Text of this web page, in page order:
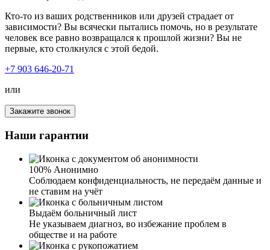
уже довольно поздно, и я думала, никуда и не
дозвонюсь. Но вы ответили быстро, и ночью приехали к
нам. Осмотрев мою дочь и узнав всю информацию,
была поставлена капельница – у дочери было сильное
отравление. От ваших услуг только положительные
эмоции и результат.
трехдневный запой, чувствую, что сам не выдержал бы.
Спустился к соседу, он как-то говорил, что его
выводили из запоя. Взял ваш номер и позвонил. Очень
приветливая девушка задала мне вопросы про возраст,
про хронические заболевания, аллергии и так далее.
Озвучила сумму за услуги. Приехал врач, осмотрел,
сделал ЭКГ, померил давление, согласовав со мной
препараты, поставил капельницу. Очень доволен
работой и результатом. Быстро, четко и по делу.
Кто-то из ваших родственников или друзей страдает от
зависимости? Вы всячески пытались помочь, но в результате
человек все равно возвращался к прошлой жизни? Вы не
первые, кто столкнулся с этой бедой.
+7 903 646-20-71
или
Закажите звонок
Наши гарантии
100% Анонимно
Соблюдаем конфиденциальность, не передаём данные и
не ставим на учёт
Выдаём больничный лист
Не указываем диагноз, во избежание проблем в
обществе и на работе